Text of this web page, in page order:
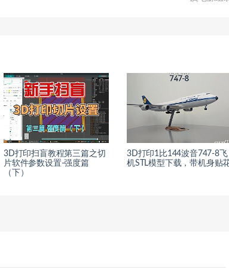
3D打印扫盲教程第三篇之切
片软件参数设置-强度篇
（下）
3D打印1比144波音747-8飞
机STL模型下载，带机身贴